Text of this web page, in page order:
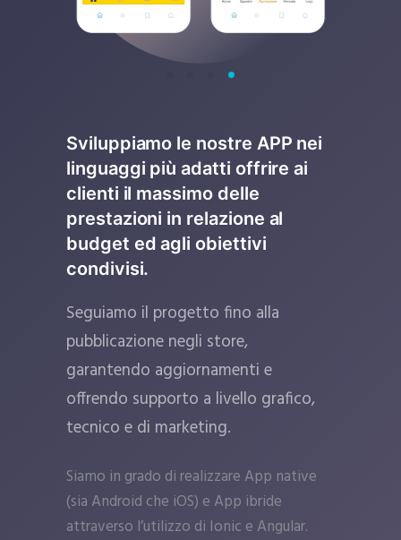
Sviluppiamo le nostre APP nei
linguaggi più adatti offrire ai
clienti il massimo delle
prestazioni in relazione al
budget ed agli obiettivi
condivisi.
Seguiamo il progetto fino alla
pubblicazione negli store,
garantendo aggiornamenti e
offrendo supporto a livello grafico,
tecnico e di marketing.
Siamo in grado di realizzare App native
(sia Android che iOS) e App ibride
attraverso l’utilizzo di Ionic e Angular.